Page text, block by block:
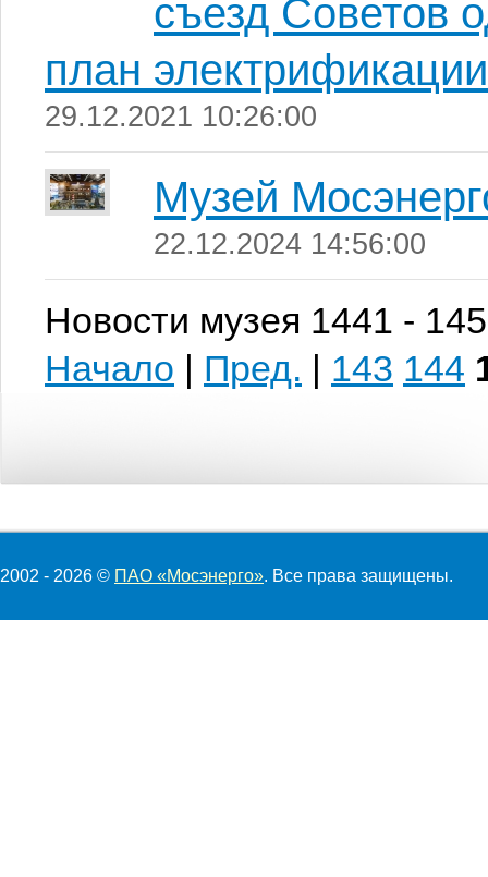
съезд Советов
план
29.12.2021 10:26:00
Музей
22.12.2024 14:56:00
Новости музея 1441 -
Начало | Пред. | 143 144
2002 - 2026 © ПАО «Мосэнерго». Все права защищены.